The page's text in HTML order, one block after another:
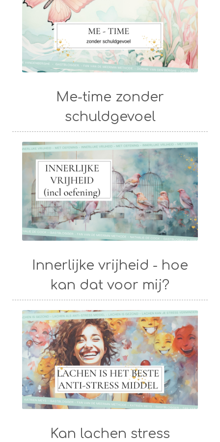
Me-time zonder
schuldgevoel
Innerlijke vrijheid - hoe
kan dat voor mij?
Kan lachen stress